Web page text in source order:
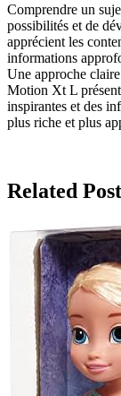
Comprendre un
possibilités et de
apprécient les
informations
Une approche
Motion Xt L
inspirantes et des
plus riche et plus
Related